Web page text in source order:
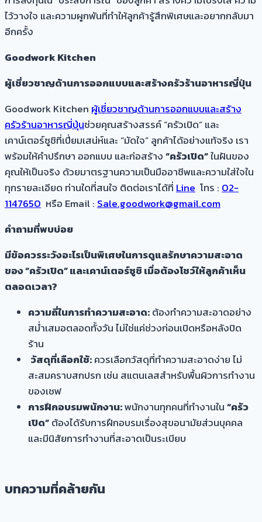
ไว้วางใจ และความผูกพันที่ทำให้ลูกค้ารู้สึกพิเศษและอยากกลับมา
อีกครั้ง
Goodwork Kitchen
ผู้เชี่ยวชาญด้านการออกแบบและสร้างครัวร้านอาหารญี่ปุ่น
Goodwork Kitchen ผู้เชี่ยวชาญด้านการออกแบบและสร้าง
ครัวร้านอาหารญี่ปุ่นช่วยคุณสร้างสรรค์ “ครัวเปิด” และ
เคาน์เตอร์ซูชิที่เปี่ยมเสน่ห์และ “มัดใจ” ลูกค้าได้อย่างแท้จริง เรา
พร้อมให้คำปรึกษา ออกแบบ และก่อสร้าง“ครัวเปิด”ในฝันของ
คุณให้เป็นจริง ด้วยมาตรฐานความเป็นมืออาชีพและความใส่ใจใน
ทุกรายละเอียด ท่านใดที่สนใจ ติดต่อเราได้ที่ Line โทร : 02-
1147650 หรือ Email : Sale.goodwork@gmail.com
คำถามที่พบบ่อย
มีข้อควรระวังอะไรเป็นพิเศษในการดูแลรักษาความสะอาด
ของ “ครัวเปิด” และเคาน์เตอร์ซูชิ เมื่อต้องโชว์ให้ลูกค้าเห็น
ตลอดเวลา?
ความถี่ในการทำความสะอาด:ต้องทำความสะอาดอย่าง
สม่ำเสมอตลอดทั้งวัน ไม่ใช่แค่ช่วงก่อนเปิดหรือหลังปิด
ร้าน
วัสดุที่เลือกใช้:ควรเลือกวัสดุที่ทำความสะอาดง่าย ไม่
สะสมคราบสกปรก เช่น สแตนเลสสำหรับพื้นผิวการทำงาน
ของเชฟ
การฝึกอบรมพนักงาน:พนักงานทุกคนที่ทำงานใน“ครัว
เปิด”ต้องได้รับการฝึกอบรมเรื่องสุขอนามัยส่วนบุคคล
และมีนิสัยการทำงานที่สะอาดเป็นระเบียบ
บทความที่คล้ายกัน